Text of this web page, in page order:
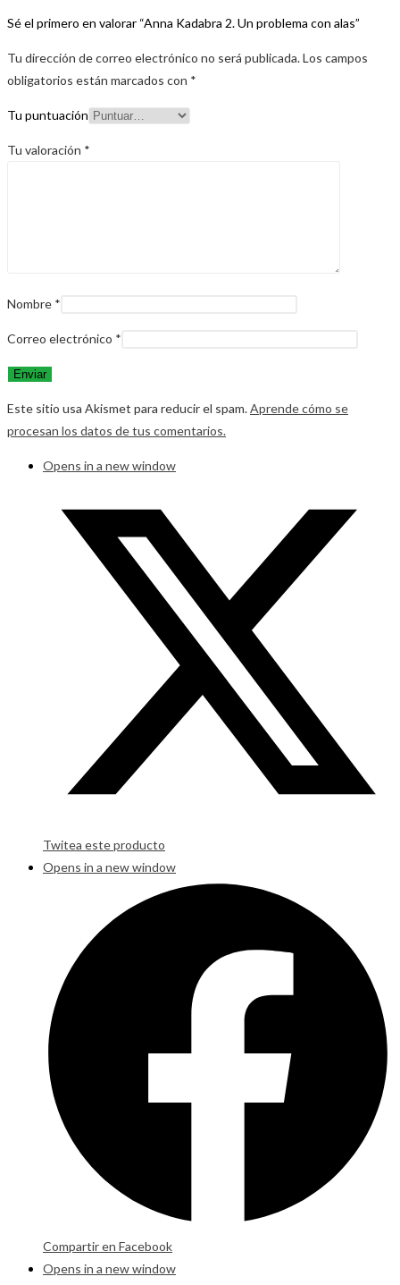
Sé el primero en valorar “Anna Kadabra 2. Un problema con alas”
Tu dirección de correo electrónico no será publicada.Los campos
obligatorios están marcados con *
Tu puntuación
Tu valoración *
Nombre *
Correo electrónico *
Este sitio usa Akismet para reducir el spam.Aprende cómo se
procesan los datos de tus comentarios.
Opens in a new window
Twitea este producto
Opens in a new window
Compartir en Facebook
Opens in a new window